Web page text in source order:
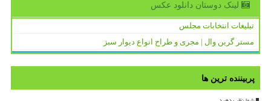
لینک دوستان دانلود عكس
تبلیغات انتخابات مجلس
مستر گرین وال | مجری و طراح انواع دیوار سبز
پربیننده ترین ها